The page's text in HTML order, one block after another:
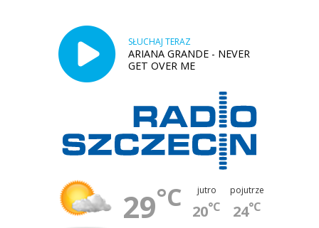
SŁUCHAJ TERAZ
ARIANA GRANDE - NEVER
GET OVER ME
29°C jutro
20°C
pojutrze
24°C